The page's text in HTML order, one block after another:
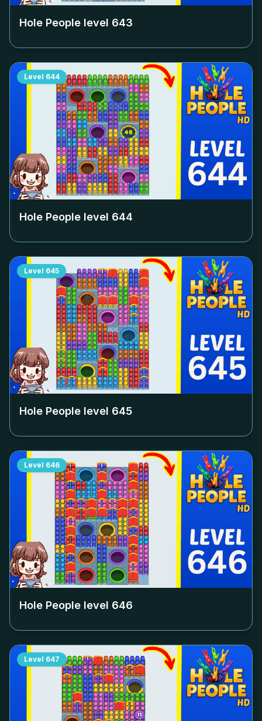
Hole People level 643
Level 644
Hole People level 644
Level 645
Hole People level 645
Level 646
Hole People level 646
Level 647